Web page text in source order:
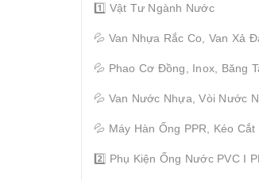
1️⃣ Vật Tư Ngành Nước
💦 Van Nhựa Rắc Co, Van Xả
💦 Phao Cơ Đồng, Inox, Băng
💦 Van Nước Nhựa, Vòi Nước
💦 Máy Hàn Ống PPR, Kéo
2️⃣ Phụ Kiện Ống Nước PVC I